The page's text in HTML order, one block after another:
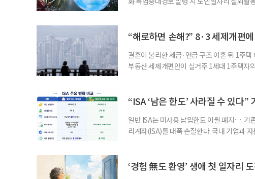
책본부(중대본) 2단계(심각)가 발령된 이후에
“해로하면 손해?” 8·3 세제개편에
결혼이 불리한 세금·연금 구조 이혼 뒤 1주
부동산 세제개편안이 실거주 1세대 1주택자
부가 각자 집 한 채씩을 보유하면 한 세대가
“ISA ‘남은 한도’ 사라질 수 있다”
일반 ISA는 미사용 납입한도 이월 폐지…. 기
리계좌(ISA)를 대폭 손질한다. 국내 기업과
기 때문이다. 지난 3일 발표된 세제개편안이
‘경험 無도 환영’ 생애 첫 일자리